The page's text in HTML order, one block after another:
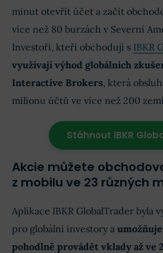
minut otevřít účet a začít
více než 80 burzách v Severní
Investoři, kteří obchodují s IBKR
využívají výhod globálních
Interactive Brokers, která
milionu účtů ve více než 200
Stáhnout IBKR
Akcie můžete
z mobilu ve 23 různých
Aplikace IBKR GlobalTrader byla
pro globální investory a
pohodlně provádět vklady až ve